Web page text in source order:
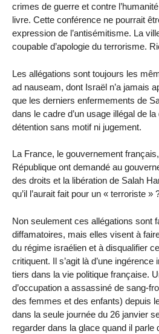
crimes de guerre et contre
livre. Cette conférence ne pourrait
expression de l’antisémitisme. La
coupable d’apologie du terrorisme.
Les allégations sont toujours les
ad nauseam, dont Israël n’a jamais
que les derniers enfermements de
dans le cadre d’un usage illégal de
détention sans motif ni jugement.
La France, le gouvernement
République ont demandé au
des droits et la libération de Salah
qu’il l’aurait fait pour un « terroriste »
Non seulement ces allégations sont
diffamatoires, mais elles visent à
du régime israélien et à disqualifier
critiquent. Il s’agit là d’une ingérence
tiers dans la vie politique française.
d’occupation a assassiné de sang-
des femmes et des enfants) depuis
dans la seule journée du 26 janvier
regarder dans la glace quand il parle